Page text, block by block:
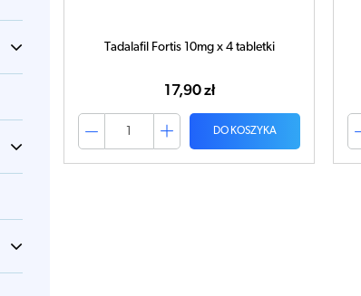
Tadalafil Fortis 10mg x 4 tabletki
17,90 zł
DO KOSZYKA